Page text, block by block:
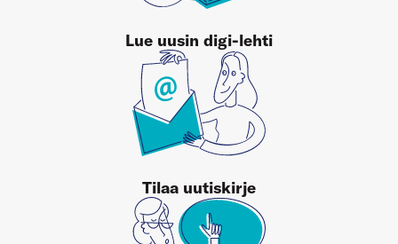
Lue uusin digi-lehti
Tilaa uutiskirje